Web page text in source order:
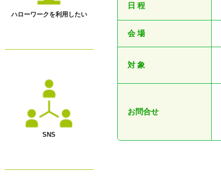
ハローワークを利用したい
SNS
日 程
会 場
対 象
お問合せ